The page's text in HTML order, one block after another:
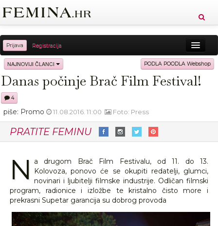
Prijava Registracija
Sreća Zdravlje Vitkost
Moda Ljubav Relax Putovanja Recepti
NAJNOVIJI ČLANCI PODLA POODLA Webshop
Danas počinje Brač Film Festival!
4
piše: Promo 11.08.2016. 11:00 Foto: Press
PRATITE FEMINU
N a drugom Brač Film Festivalu, od 11. do 13.
Kolovoza, ponovo će se okupiti redatelji, glumci,
novinari i ljubitelji filmske industrije. Odličan filmski
program, radionice i izložbe te kristalno čisto more i
prekrasni Supetar garancija su dobrog provoda